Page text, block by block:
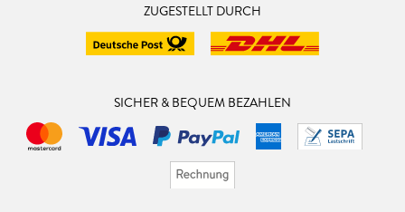
ZUGESTELLT DURCH
SICHER & BEQUEM BEZAHLEN